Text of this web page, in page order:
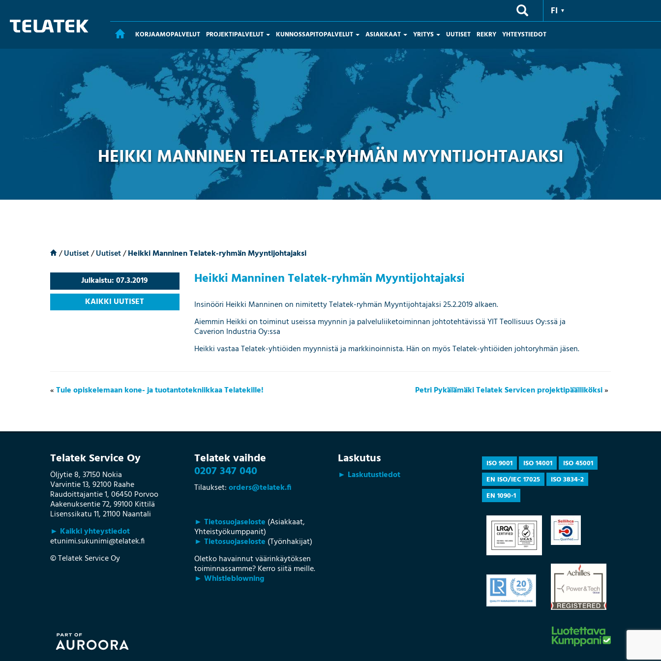
FI
ETUSIVU
KORJAAMOPALVELUT PROJEKTIPALVELUT KUNNOSSAPITOPALVELUT ASIAKKAAT YRITYS UUTISET REKRY YHTEYSTIEDOT
HEIKKI MANNINEN TELATEK-RYHMÄN MYYNTIJOHTAJAKSI
/Uutiset/Uutiset/Heikki Manninen Telatek-ryhmän Myyntijohtajaksi
Heikki Manninen Telatek-ryhmän Myyntijohtajaksi
Insinööri Heikki Manninen on nimitetty Telatek-ryhmän Myyntijohtajaksi 25.2.2019 alkaen.
Aiemmin Heikki on toiminut useissa myynnin ja palveluliiketoiminnan johtotehtävissä YIT Teollisuus Oy:ssä ja
Caverion Industria Oy:ssa
Heikki vastaa Telatek-yhtiöiden myynnistä ja markkinoinnista. Hän on myös Telatek-yhtiöiden johtoryhmän jäsen.
Julkaistu: 07.3.2019
KAIKKI UUTISET
Petri Pykälämäki Telatek Servicen projektipäälliköksi»
«Tule opiskelemaan kone- ja tuotantotekniikkaa Telatekille!
Telatek Service Oy
Öljytie 8, 37150 Nokia
Varvintie 13, 92100 Raahe
Raudoittajantie 1, 06450 Porvoo
Aakenuksentie 72, 99100 Kittilä
Lisenssikatu 11, 21100 Naantali
► Kaikki yhteystiedot
etunimi.sukunimi@telatek.fi
© Telatek Service Oy
Telatek vaihde
0207 347 040
Tilaukset:orders@telatek.fi
► Tietosuojaseloste (Asiakkaat,
Yhteistyökumppanit)
► Tietosuojaseloste (Työnhakijat)
Oletko havainnut väärinkäytöksen
toiminnassamme? Kerro siitä meille.
► Whistleblowning
Laskutus
► Laskutustiedot
ISO 9001 ISO 14001
ISO 45001
EN ISO/IEC 17025
ISO 3834-2
EN 1090-1